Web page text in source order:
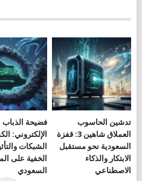
تدشين الحاسوب
العملاق شاهين 3: قفزة
السعودية نحو مستقبل
الابتكار والذكاء
الاصطناعي
فضيحة الذباب
الإلكتروني:
الشبكات
الخفية على
السعودي